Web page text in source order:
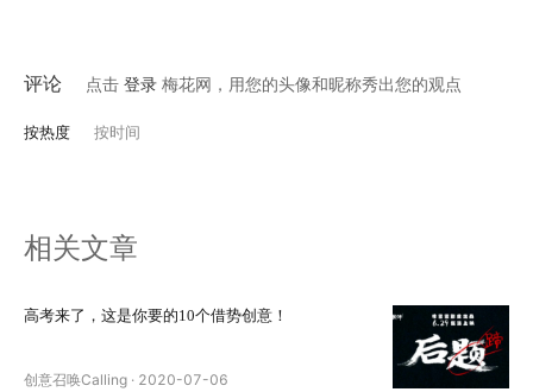
评论 点击 登录 梅花网，用您的头像和昵称秀出您的观点
按热度 按时间
相关文章
高考来了，这是你要的10个借势创意！
创意召唤Calling · 2020-07-06